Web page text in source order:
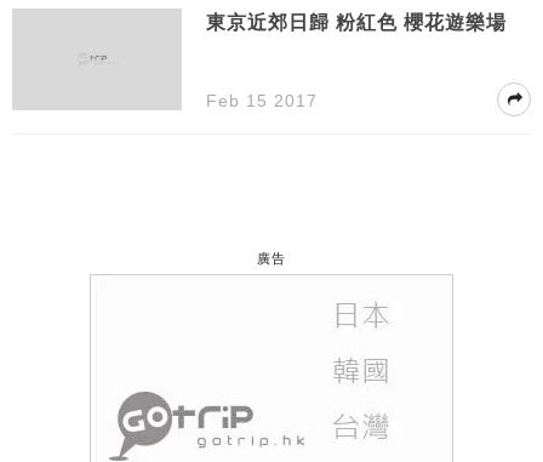
東京近郊日歸 粉紅色 櫻花遊樂場
Feb 15 2017
廣告